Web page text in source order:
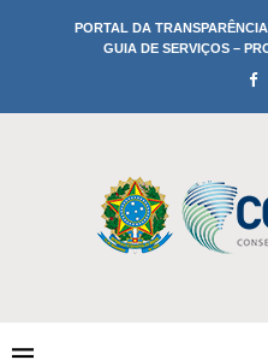
PORTAL DA
GUIA DE SERVIÇOS –